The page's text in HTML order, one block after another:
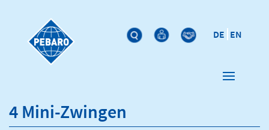
DE EN
4 Mini-Zwingen